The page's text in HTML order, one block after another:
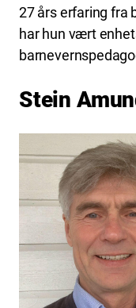
27 års erfaring fra
har hun vært
Stein